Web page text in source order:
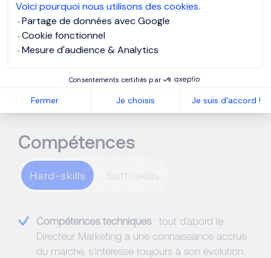
Voici pourquoi nous utilisons des cookies.
Partage de données avec Google
Cookie fonctionnel
Mesure d'audience & Analytics
Consentements certifiés par
Fermer Je choisis Je suis d'accord !
dépenses soient alignées avec le budget de
l'entreprise.
Compétences
Hard-skills
Compétences techniques: tout d’abord le
Directeur Marketing a une connaissance accrue
du marché, s’intéresse toujours à son évolution.